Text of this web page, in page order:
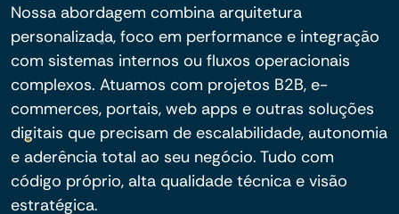
Nossa abordagem combina arquitetura
personalizada, foco em performance e integração
com sistemas internos ou fluxos operacionais
complexos. Atuamos com projetos B2B, e-
commerces, portais, web apps e outras soluções
digitais que precisam de escalabilidade, autonomia
e aderência total ao seu negócio. Tudo com
código próprio, alta qualidade técnica e visão
estratégica.